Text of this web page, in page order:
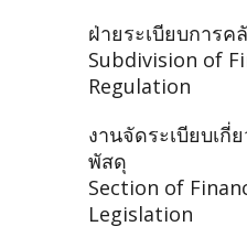
ฝ่ายระเบียบการค
Subdivision of
Regulation
งานจัดระเบียบเกี่
พัสดุ
Section of
Legislation